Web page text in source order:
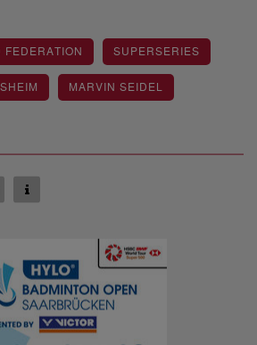
FEDERATION SUPERSERIES
MARVIN SEIDEL